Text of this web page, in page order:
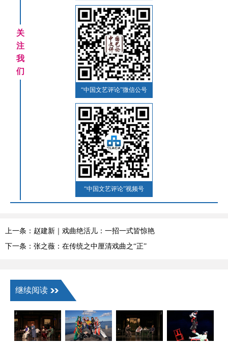
关
注
我
们
“中国文艺评论”微信公号
“中国文艺评论”视频号
上一条：赵建新｜戏曲绝活儿：一招一式皆惊艳
下一条：张之薇：在传统之中厘清戏曲之“正”
继续阅读